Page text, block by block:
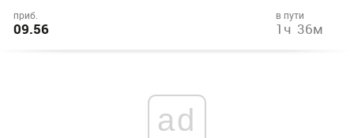
приб.
09.56
в пути
1ч 36м
ad